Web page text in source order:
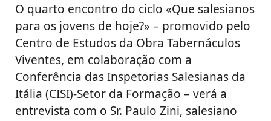
O quarto encontro do ciclo «Que salesianos
para os jovens de hoje?» – promovido pelo
Centro de Estudos da Obra Tabernáculos
Viventes, em colaboração com a
Conferência das Inspetorias Salesianas da
Itália (CISI)-Setor da Formação – verá a
entrevista com o Sr. Paulo Zini, salesiano